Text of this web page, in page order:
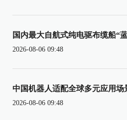
国内最大自航式纯电驱布缆船“
2026-08-06 09:48
中国机器人适配全球多元应用场
2026-08-06 09:48